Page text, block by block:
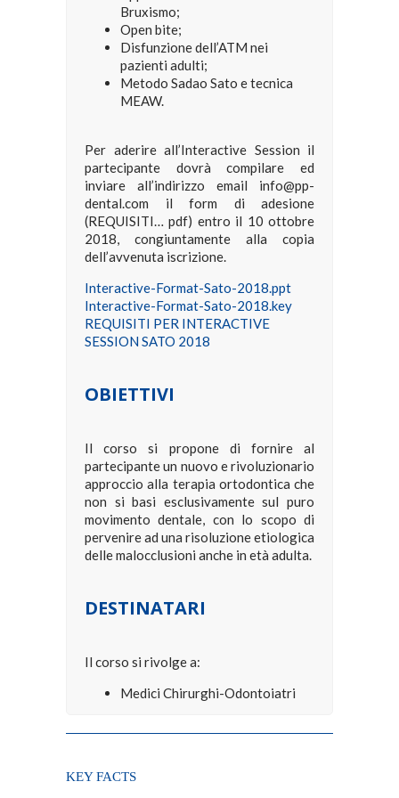
Bruxismo;
Open bite;
Disfunzione dell’ATM nei
pazienti adulti;
Metodo Sadao Sato e tecnica
MEAW.
Per aderire all’Interactive Session il
partecipante dovrà compilare ed
inviare all’indirizzo email info@pp-
dental.com il form di adesione
(REQUISITI… pdf) entro il 10 ottobre
2018, congiuntamente alla copia
dell’avvenuta iscrizione.
Interactive-Format-Sato-2018.ppt
Interactive-Format-Sato-2018.key
REQUISITI PER INTERACTIVE
SESSION SATO 2018
OBIETTIVI
Il corso si propone di fornire al
partecipante un nuovo e rivoluzionario
approccio alla terapia ortodontica che
non si basi esclusivamente sul puro
movimento dentale, con lo scopo di
pervenire ad una risoluzione etiologica
delle malocclusioni anche in età adulta.
DESTINATARI
Il corso si rivolge a:
Medici Chirurghi-Odontoiatri
KEY FACTS